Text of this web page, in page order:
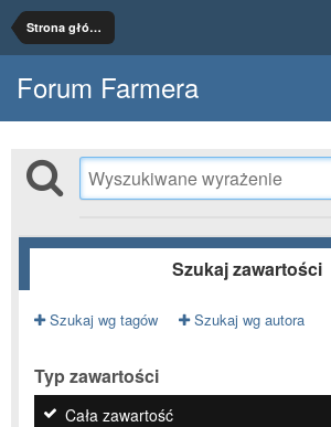
Strona główna
Forum Farmera
Szukaj zawartości
Szukaj wg tagów Szukaj wg autora
Typ zawartości
Cała zawartość